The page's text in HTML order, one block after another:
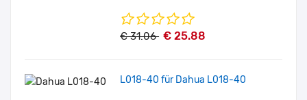
€ 31.06 € 25.88
L018-40 für Dahua L018-40